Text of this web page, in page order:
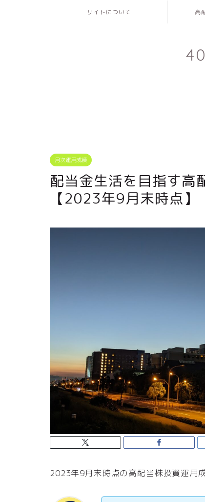
サイトについて 高
月次運用成績
配当金生活を目指す高
【2023年9月末時点】
2023年9月末時点の高配当株投資運用